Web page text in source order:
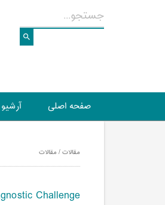
صفحه اصلی آرشیو
مقالات / مقالات
Challenge